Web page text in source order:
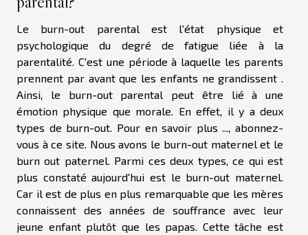
Le burn-out parental est l'état physique et
psychologique du degré de fatigue liée à la
parentalité. C'est une période à laquelle les parents
prennent par avant que les enfants ne grandissent .
Ainsi, le burn-out parental peut être lié à une
émotion physique que morale. En effet, il y a deux
types de burn-out. Pour en savoir plus ...
, abonnez-
vous à ce site. Nous avons le burn-out maternel et le
burn out paternel. Parmi ces deux types, ce qui est
plus constaté aujourd'hui est le burn-out maternel.
Car il est de plus en plus remarquable que les mères
connaissent des années de souffrance avec leur
jeune enfant plutôt que les papas. Cette tâche est